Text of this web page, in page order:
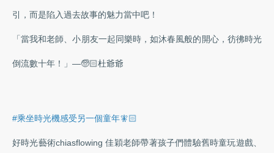
引，而是陷入過去故事的魅力當中吧！
「當我和老師、小朋友一起同樂時，如沐春風般的開心，彷彿時光
倒流數十年！」—🧓🏻杜爺爺
#乘坐時光機感受另一個童年🧚🏻
好時光藝術chiasflowing 佳穎老師帶著孩子們體驗舊時童玩遊戲、